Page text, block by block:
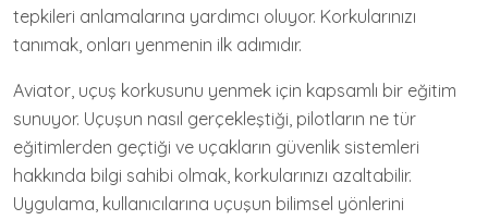
tepkileri anlamalarına yardımcı oluyor. Korkularınızı
tanımak, onları yenmenin ilk adımıdır.
Aviator, uçuş korkusunu yenmek için kapsamlı bir eğitim
sunuyor. Uçuşun nasıl gerçekleştiği, pilotların ne tür
eğitimlerden geçtiği ve uçakların güvenlik sistemleri
hakkında bilgi sahibi olmak, korkularınızı azaltabilir.
Uygulama, kullanıcılarına uçuşun bilimsel yönlerini